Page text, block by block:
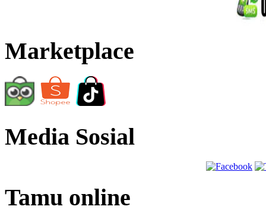
Marketplace
Media Sosial
Tamu online